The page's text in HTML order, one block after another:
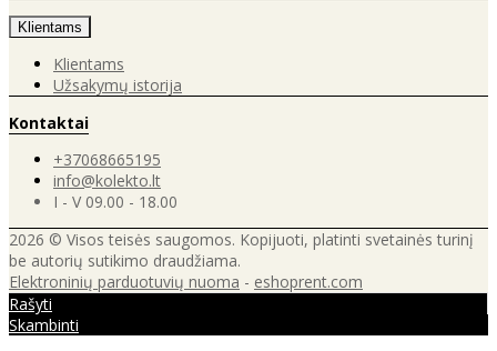
Klientams
Klientams
Užsakymų istorija
Kontaktai
+37068665195
info@kolekto.lt
I - V 09.00 - 18.00
2026 © Visos teisės saugomos. Kopijuoti, platinti svetainės turinį
be autorių sutikimo draudžiama.
Elektroninių parduotuvių nuoma - eshoprent.com
Rašyti
Skambinti